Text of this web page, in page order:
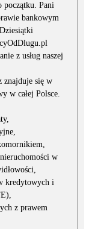
początku. Pani
bankowym
z usług naszej
znajduje się w
w całej Polsce.
w
kredytowych i
z prawem